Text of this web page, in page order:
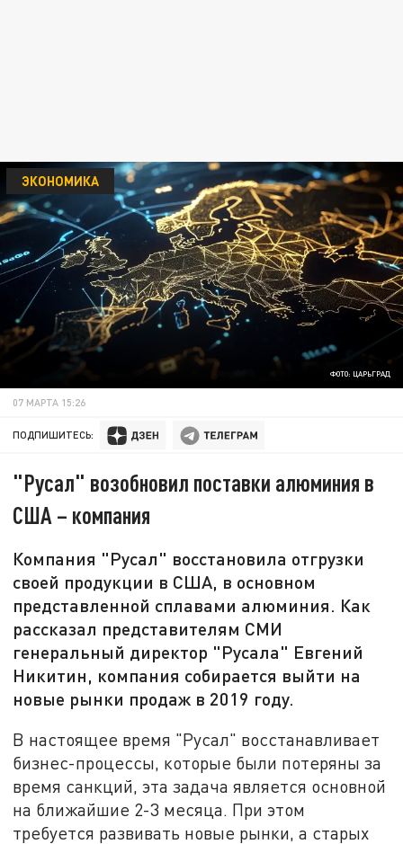
ФОТО: ЦАРЬГРАД
ЭКОНОМИКА
07 МАРТА 15:26
ПОДПИШИТЕСЬ:
"Русал" возобновил поставки алюминия в
США – компания
Компания "Русал" восстановила отгрузки
своей продукции в США, в основном
представленной сплавами алюминия. Как
рассказал представителям СМИ
генеральный директор "Русала" Евгений
Никитин, компания собирается выйти на
новые рынки продаж в 2019 году.
В настоящее время "Русал" восстанавливает
бизнес-процессы, которые были потеряны за
время санкций, эта задача является основной
на ближайшие 2-3 месяца. При этом
требуется развивать новые рынки, а старых